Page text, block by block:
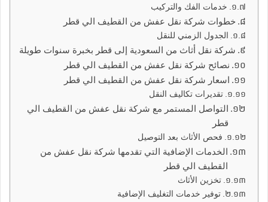
خدمات الفك والتركيب
خطوات شركة نقل عفش من القطيف الي قطر
الجدول الزمني للنقل
شركة نقل أثاث من السعودية إلى قطر بخبرة سنوات طويلة
نصائح شركة نقل عفش من القطيف الي قطر
اسعار شركة نقل عفش من القطيف الي قطر
تقديرات تكاليف النقل
التواصل المستمر مع شركة نقل عفش من القطيف الي
قطر
فحص الأثاث بعد التوصيل
الخدمات الإضافية التي تقدمها شركة نقل عفش من
القطيف الي قطر
تخزين الأثاث
توفير خدمات التغليف الإضافية